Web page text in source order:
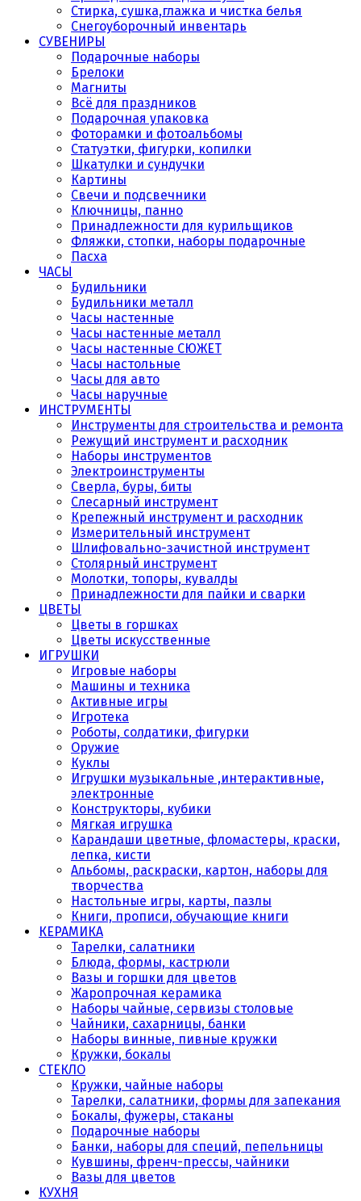
Стирка, сушка,глажка и чистка белья
Снегоуборочный инвентарь
СУВЕНИРЫ
Подарочные наборы
Брелоки
Магниты
Всё для праздников
Подарочная упаковка
Фоторамки и фотоальбомы
Статуэтки, фигурки, копилки
Шкатулки и сундучки
Картины
Свечи и подсвечники
Ключницы, панно
Принадлежности для курильщиков
Фляжки, стопки, наборы подарочные
Пасха
ЧАСЫ
Будильники
Будильники металл
Часы настенные
Часы настенные металл
Часы настенные СЮЖЕТ
Часы настольные
Часы для авто
Часы наручные
ИНСТРУМЕНТЫ
Инструменты для строительства и ремонта
Режущий инструмент и расходник
Наборы инструментов
Электроинструменты
Сверла, буры, биты
Слесарный инструмент
Крепежный инструмент и расходник
Измерительный инструмент
Шлифовально-зачистной инструмент
Столярный инструмент
Молотки, топоры, кувалды
Принадлежности для пайки и сварки
ЦВЕТЫ
Цветы в горшках
Цветы искусственные
ИГРУШКИ
Игровые наборы
Машины и техника
Активные игры
Игротека
Роботы, солдатики, фигурки
Оружие
Куклы
Игрушки музыкальные ,интерактивные,
электронные
Конструкторы, кубики
Мягкая игрушка
Карандаши цветные, фломастеры, краски,
лепка, кисти
Альбомы, раскраски, картон, наборы для
творчества
Настольные игры, карты, пазлы
Книги, прописи, обучающие книги
КЕРАМИКА
Тарелки, салатники
Блюда, формы, кастрюли
Вазы и горшки для цветов
Жаропрочная керамика
Наборы чайные, сервизы столовые
Чайники, сахарницы, банки
Наборы винные, пивные кружки
Кружки, бокалы
СТЕКЛО
Кружки, чайные наборы
Тарелки, салатники, формы для запекания
Бокалы, фужеры, стаканы
Подарочные наборы
Банки, наборы для специй, пепельницы
Кувшины, френч-прессы, чайники
Вазы для цветов
КУХНЯ